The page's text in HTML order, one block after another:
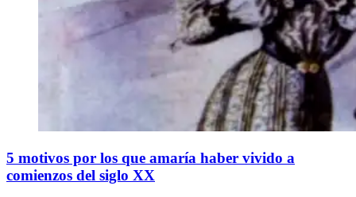
5 motivos por los que amaría haber vivido a
comienzos del siglo XX